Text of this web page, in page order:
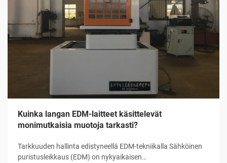
Kuinka langan EDM-laitteet käsittelevät
monimutkaisia muotoja tarkasti?
Tarkkuuden hallinta edistyneellä EDM-tekniikalla Sähköinen
puristusleikkaus (EDM) on nykyaikaisen